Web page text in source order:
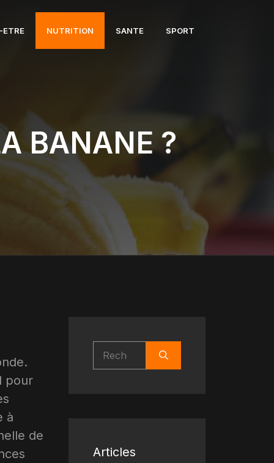
ETRE NUTRITION SANTE SPORT
BANANE ?
pour
à
de
Articles